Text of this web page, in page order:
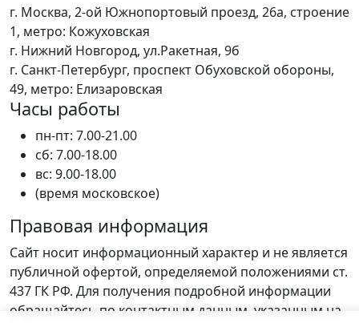
г. Москва, 2-ой Южнопортовый проезд, 26а, строение
1, метро: Кожуховская
г. Нижний Новгород, ул.Ракетная, 9б
г. Санкт-Петербург, проспект Обуховской обороны,
49, метро: Елизаровская
Часы работы
пн-пт: 7.00-21.00
сб: 7.00-18.00
вс: 9.00-18.00
(время московское)
Правовая информация
Сайт носит информационный характер и не является
публичной офертой, определяемой положениями ст.
437 ГК РФ. Для получения подробной информации
обращайтесь по контактным данным, указанным на